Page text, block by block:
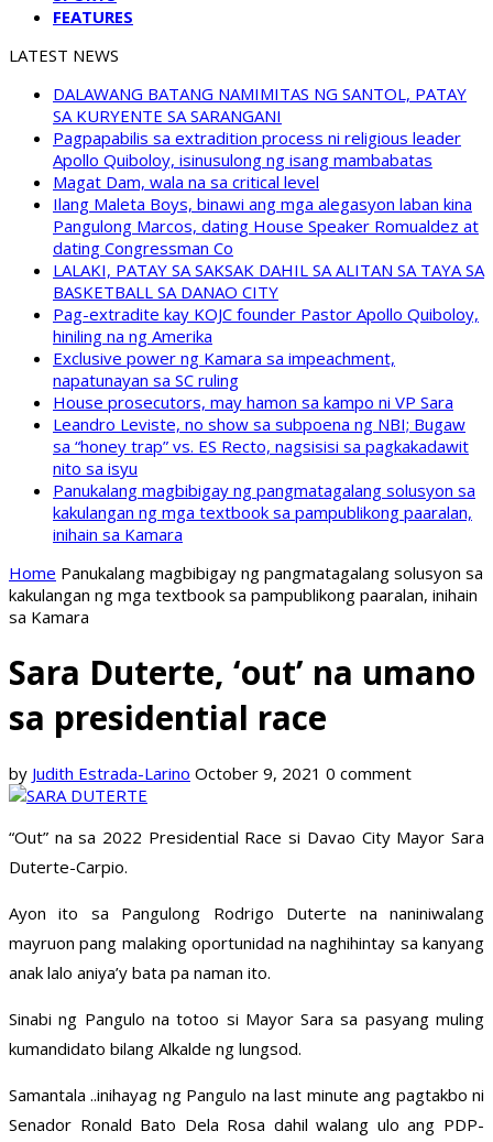
FEATURES
LATEST NEWS
DALAWANG BATANG NAMIMITAS NG SANTOL, PATAY
SA KURYENTE SA SARANGANI
Pagpapabilis sa extradition process ni religious leader
Apollo Quiboloy, isinusulong ng isang mambabatas
Magat Dam, wala na sa critical level
Ilang Maleta Boys, binawi ang mga alegasyon laban kina
Pangulong Marcos, dating House Speaker Romualdez at
dating Congressman Co
LALAKI, PATAY SA SAKSAK DAHIL SA ALITAN SA TAYA SA
BASKETBALL SA DANAO CITY
Pag-extradite kay KOJC founder Pastor Apollo Quiboloy,
hiniling na ng Amerika
Exclusive power ng Kamara sa impeachment,
napatunayan sa SC ruling
House prosecutors, may hamon sa kampo ni VP Sara
Leandro Leviste, no show sa subpoena ng NBI; Bugaw
sa “honey trap” vs. ES Recto, nagsisisi sa pagkakadawit
nito sa isyu
Panukalang magbibigay ng pangmatagalang solusyon sa
kakulangan ng mga textbook sa pampublikong paaralan,
inihain sa Kamara
Home Panukalang magbibigay ng pangmatagalang solusyon sa
kakulangan ng mga textbook sa pampublikong paaralan, inihain
sa Kamara
Sara Duterte, ‘out’ na umano
sa presidential race
by Judith Estrada-Larino October 9, 2021 0 comment
“Out” na sa 2022 Presidential Race si Davao City Mayor Sara
Duterte-Carpio.
Ayon ito sa Pangulong Rodrigo Duterte na naniniwalang
mayruon pang malaking oportunidad na naghihintay sa kanyang
anak lalo aniya’y bata pa naman ito.
Sinabi ng Pangulo na totoo si Mayor Sara sa pasyang muling
kumandidato bilang Alkalde ng lungsod.
Samantala ..inihayag ng Pangulo na last minute ang pagtakbo ni
Senador Ronald Bato Dela Rosa dahil walang ulo ang PDP-